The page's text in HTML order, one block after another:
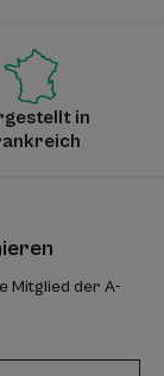
in
Mitglied der A-